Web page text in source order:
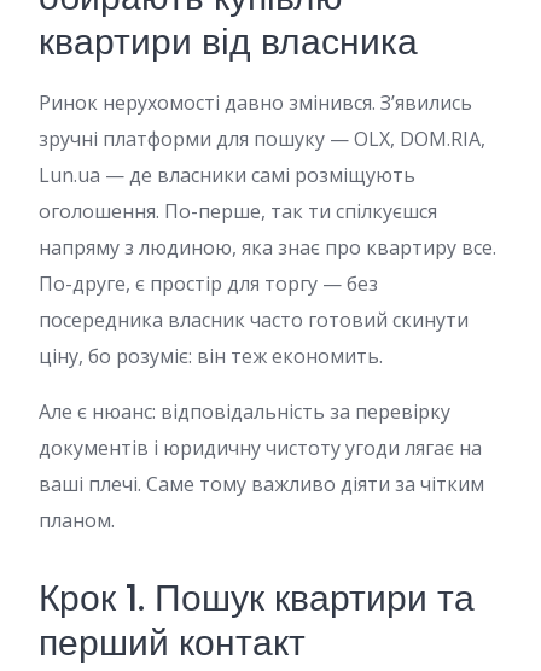
квартири від власника
Ринок нерухомості давно змінився. З’явились
зручні платформи для пошуку — OLX, DOM.RIA,
Lun.ua — де власники самі розміщують
оголошення. По-перше, так ти спілкуєшся
напряму з людиною, яка знає про квартиру все.
По-друге, є простір для торгу — без
посередника власник часто готовий скинути
ціну, бо розуміє: він теж економить.
Але є нюанс: відповідальність за перевірку
документів і юридичну чистоту угоди лягає на
ваші плечі. Саме тому важливо діяти за чітким
планом.
Крок 1. Пошук квартири та
перший контакт